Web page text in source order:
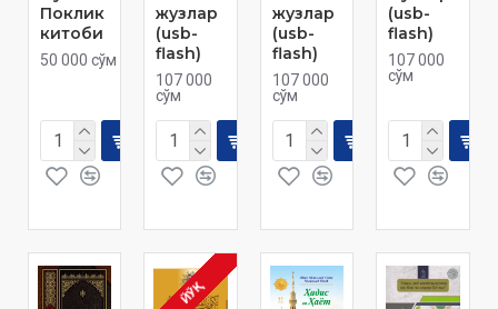
Поклик
китоби
50 000 сўм
жузлар
(usb-
flash)
107 000
сўм
жузлар
(usb-
flash)
107 000
сўм
(usb-
flash)
107 000
сўм
ЙЎҚ